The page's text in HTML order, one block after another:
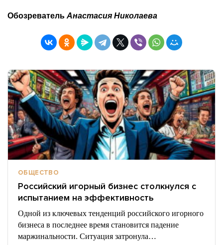
Обозреватель Анастасия Николаева
ОБЩЕСТВО
Российский игорный бизнес столкнулся с
испытанием на эффективность
Одной из ключевых тенденций российского игорного
бизнеса в последнее время становится падение
маржинальности. Ситуация затронула…